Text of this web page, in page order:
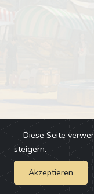
Impressum -
Diese Seite
steigern.
Akzeptieren